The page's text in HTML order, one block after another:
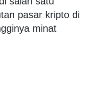
pasar kripto di
minat